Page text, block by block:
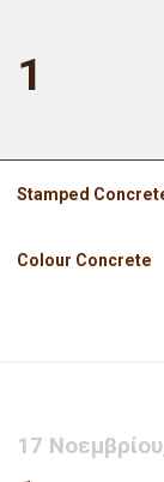
1
Stamped
Colour Concrete
17